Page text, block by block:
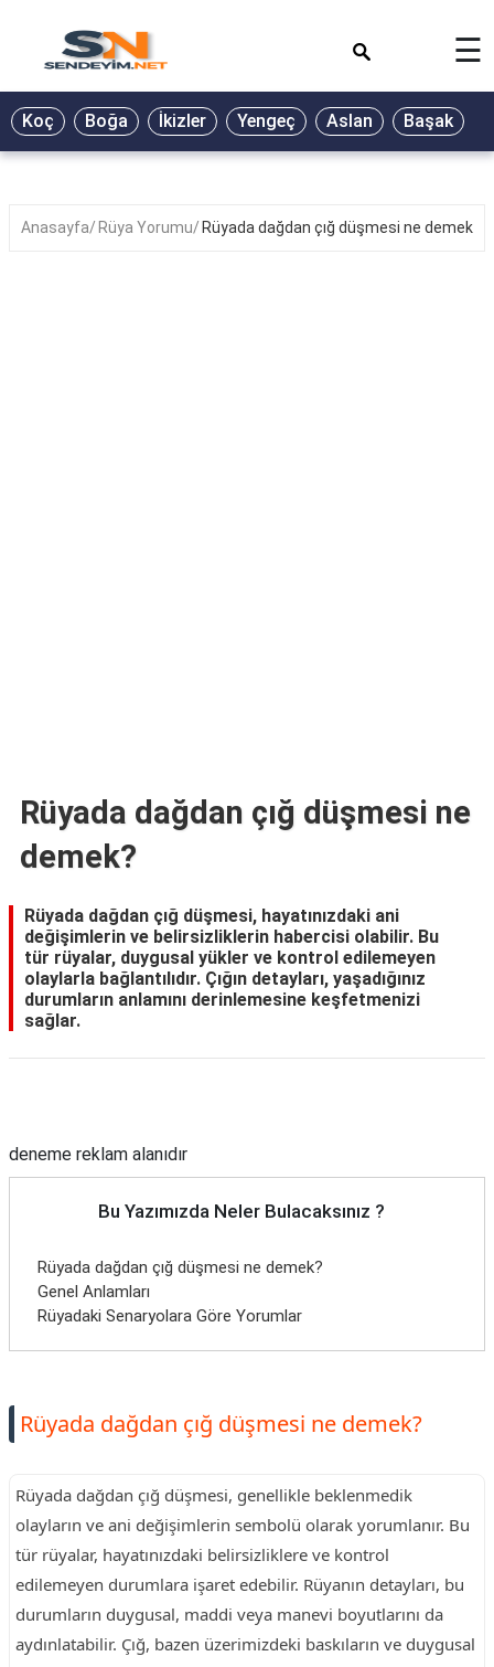
BİYOGRAFİ
GALERİ
☰
Koç Boğa İkizler Yengeç Aslan Başak
Anasayfa Rüya Yorumu Rüyada dağdan çığ düşmesi ne demek?
Rüyada dağdan çığ düşmesi ne
demek?
Rüyada dağdan çığ düşmesi, hayatınızdaki ani
değişimlerin ve belirsizliklerin habercisi olabilir. Bu
tür rüyalar, duygusal yükler ve kontrol edilemeyen
olaylarla bağlantılıdır. Çığın detayları, yaşadığınız
durumların anlamını derinlemesine keşfetmenizi
sağlar.
deneme reklam alanıdır
Bu Yazımızda Neler Bulacaksınız ?
Rüyada dağdan çığ düşmesi ne demek?
Genel Anlamları
Rüyadaki Senaryolara Göre Yorumlar
Rüyada dağdan çığ düşmesi ne demek?
Rüyada dağdan çığ düşmesi, genellikle beklenmedik
olayların ve ani değişimlerin sembolü olarak yorumlanır. Bu
tür rüyalar, hayatınızdaki belirsizliklere ve kontrol
edilemeyen durumlara işaret edebilir. Rüyanın detayları, bu
durumların duygusal, maddi veya manevi boyutlarını da
aydınlatabilir. Çığ, bazen üzerimizdeki baskıların ve duygusal